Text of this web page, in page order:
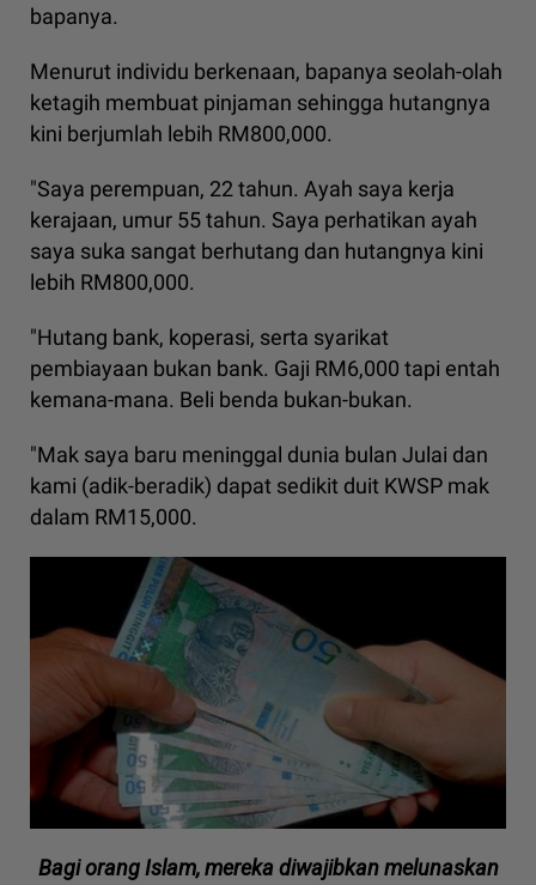
bapanya.
Menurut individu berkenaan, bapanya seolah-olah
ketagih membuat pinjaman sehingga hutangnya
kini berjumlah lebih RM800,000.
"Saya perempuan, 22 tahun. Ayah saya kerja
kerajaan, umur 55 tahun. Saya perhatikan ayah
saya suka sangat berhutang dan hutangnya kini
lebih RM800,000.
"Hutang bank, koperasi, serta syarikat
pembiayaan bukan bank. Gaji RM6,000 tapi entah
kemana-mana. Beli benda bukan-bukan.
"Mak saya baru meninggal dunia bulan Julai dan
kami (adik-beradik) dapat sedikit duit KWSP mak
dalam RM15,000.
Bagi orang Islam, mereka diwajibkan melunaskan